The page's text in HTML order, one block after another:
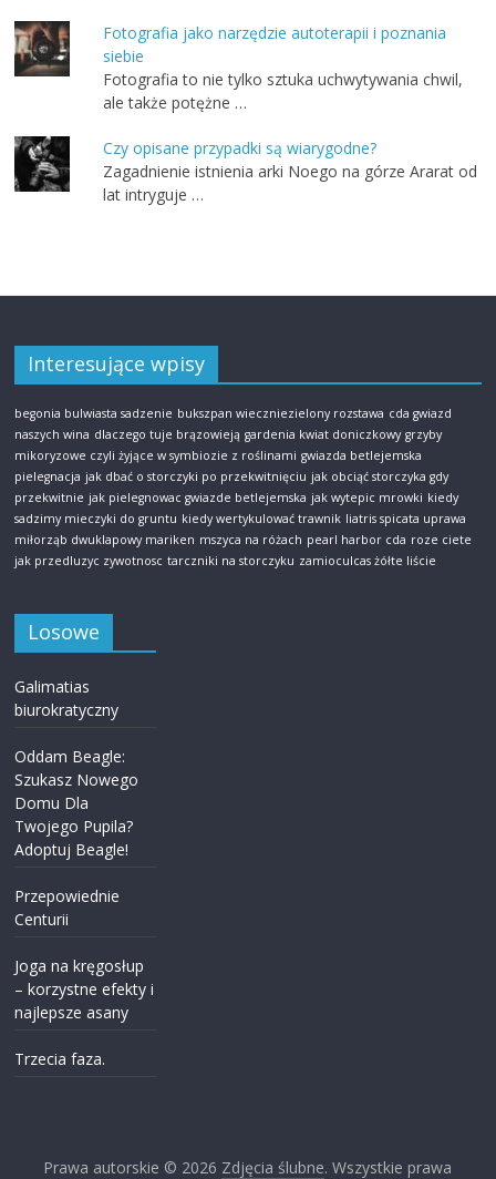
Fotografia jako narzędzie autoterapii i poznania
siebie
Fotografia to nie tylko sztuka uchwytywania chwil,
ale także potężne …
Czy opisane przypadki są wiarygodne?
Zagadnienie istnienia arki Noego na górze Ararat od
lat intryguje …
Interesujące wpisy
begonia bulwiasta sadzenie bukszpan wieczniezielony rozstawa cda gwiazd
naszych wina dlaczego tuje brązowieją gardenia kwiat doniczkowy grzyby
mikoryzowe czyli żyjące w symbiozie z roślinami gwiazda betlejemska
pielegnacja jak dbać o storczyki po przekwitnięciu jak obciąć storczyka gdy
przekwitnie jak pielegnowac gwiazde betlejemska jak wytepic mrowki kiedy
sadzimy mieczyki do gruntu kiedy wertykulować trawnik liatris spicata uprawa
miłorząb dwuklapowy mariken mszyca na różach pearl harbor cda roze ciete
jak przedluzyc zywotnosc tarczniki na storczyku zamioculcas żółte liście
Losowe
Galimatias
biurokratyczny
Oddam Beagle:
Szukasz Nowego
Domu Dla
Twojego Pupila?
Adoptuj Beagle!
Przepowiednie
Centurii
Joga na kręgosłup
– korzystne efekty i
najlepsze asany
Trzecia faza.
Prawa autorskie © 2026 Zdjęcia ślubne. Wszystkie prawa